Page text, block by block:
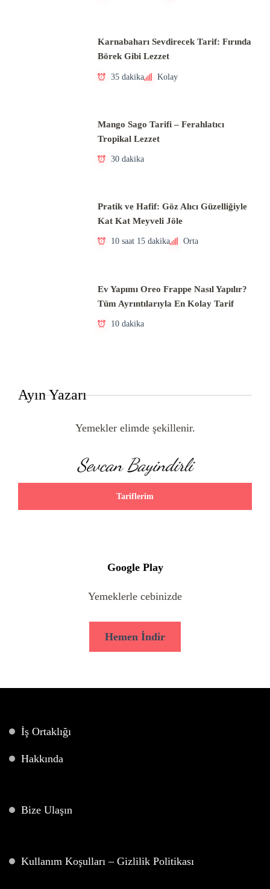
Karnabaharı Sevdirecek Tarif: Fırında
Börek Gibi Lezzet
35 dakika Kolay
Mango Sago Tarifi – Ferahlatıcı
Tropikal Lezzet
30 dakika
Pratik ve Hafif: Göz Alıcı Güzelliğiyle
Kat Kat Meyveli Jöle
10 saat 15 dakika Orta
Ev Yapımı Oreo Frappe Nasıl Yapılır?
Tüm Ayrıntılarıyla En Kolay Tarif
10 dakika
Ayın Yazarı
Yemekler elimde şekillenir.
Sevcan Bayindirli
Tariflerim
Google Play
Yemeklerle cebinizde
Hemen İndir
İş Ortaklığı
Hakkında
Bize Ulaşın
Kullanım Koşulları – Gizlilik Politikası